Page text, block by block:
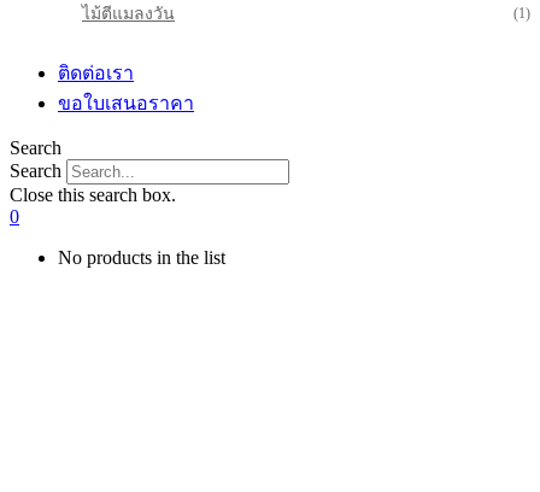
ไม้ตีแมลงวัน (1)
ติดต่อเรา
ขอใบเสนอราคา
Search
Search
Close this search box.
0
No products in the list